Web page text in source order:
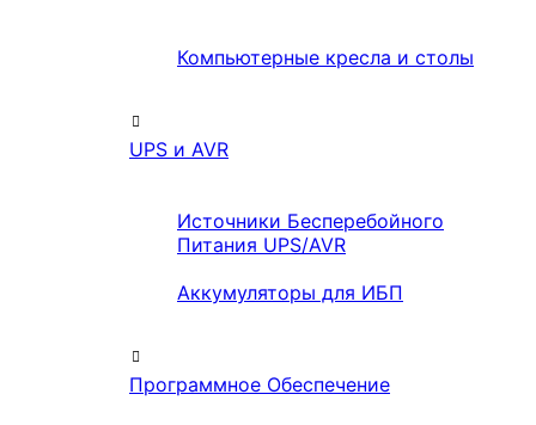
Компьютерные кресла и столы
UPS и AVR
Источники Бесперебойного
Питания UPS/AVR
Аккумуляторы для ИБП
Программное Обеспечение